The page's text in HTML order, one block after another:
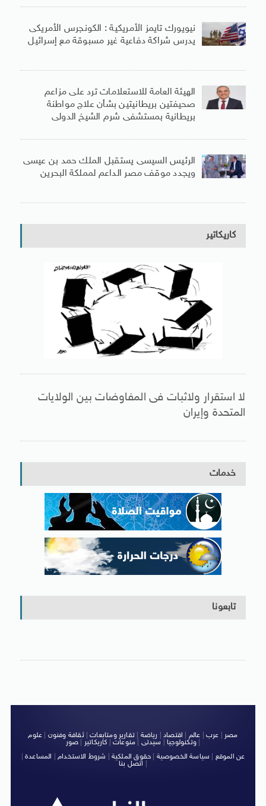
نيويورك تايمز الأمريكية : الكونجرس الأمريكى
يدرس شراكة دفاعية غير مسبوقة مع إسرائيل
الهيئة العامة للاستعلامات ترد على مزاعم
صحيفتين بريطانيتين بشأن علاج مواطنة
بريطانية بمستشفى شرم الشيخ الدولى
الرئيس السيسى يستقبل الملك حمد بن عيسى
ويجدد موقف مصر الداعم لمملكة البحرين
كاريكاتير
لا استقرار ولاثبات فى المفاوضات بين الولايات
المتحدة وإيران
خدمات
تابعونا
مصر عرب عالم اقتصاد رياضة |تقارير ومتابعات|ثقافة وفنون
علوم
وتكنولوجيا| سيدتى منوعات كاريكاتير صور
|
عن الموقع
سياسة الخصوصية حقوق الملكية شروط الاستخدام| المساعدة|
اتصل بنا